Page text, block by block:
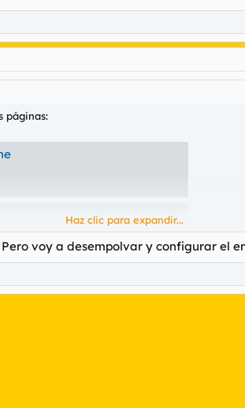
páginas:
Watch more TV Series than ever.
Download movies and series now.
como yts me salta la seguridad de la
Haz clic para expandir...
voy a desempolvar y configurar el